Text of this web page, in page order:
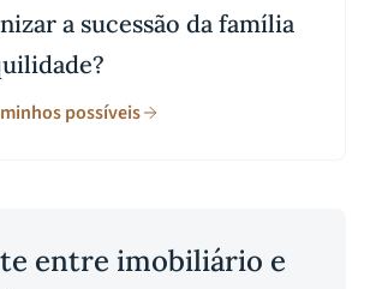
a sucessão da família
possíveis
entre imobiliário e